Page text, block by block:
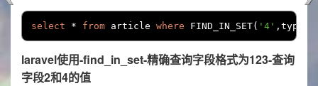
select * from article where FIND_IN_SET( '4' , type
laravel使用-find_in_set-精确查询字段格式为123-查询
字段2和4的值